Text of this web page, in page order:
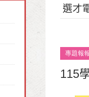
選才
專題報
115